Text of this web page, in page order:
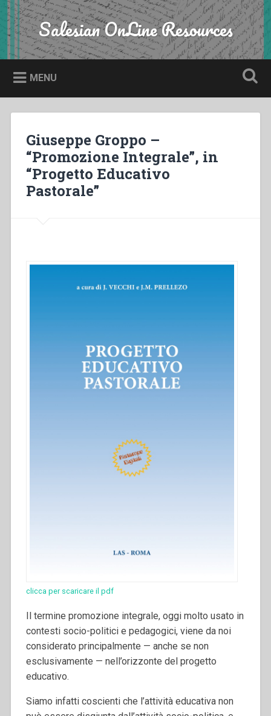
Skip
to
content
Search Salesian OnLine Resources
MENU
Giuseppe Groppo –
“Promozione Integrale”, in
“Progetto Educativo
Pastorale”
clicca per scaricare il pdf
Il termine promozione integrale, oggi molto usato in
contesti socio-politici e pedagogici, viene da noi
considerato principalmente — anche se non
esclusivamente — nell’orizzonte del progetto
educativo.
Siamo infatti coscienti che l’attività educativa non